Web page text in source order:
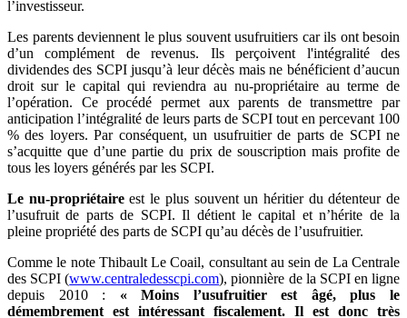
l’investisseur.
Les parents deviennent le plus souvent usufruitiers car ils ont besoin
d’un complément de revenus. Ils perçoivent l'intégralité des
dividendes des SCPI jusqu’à leur décès mais ne bénéficient d’aucun
droit sur le capital qui reviendra au nu-propriétaire au terme de
l’opération. Ce procédé permet aux parents de transmettre par
anticipation l’intégralité de leurs parts de SCPI tout en percevant 100
% des loyers. Par conséquent, un usufruitier de parts de SCPI ne
s’acquitte que d’une partie du prix de souscription mais profite de
tous les loyers générés par les SCPI.
Le nu-propriétaireest le plus souvent un héritier du détenteur de
l’usufruit de parts de SCPI. Il détient le capital et n’hérite de la
pleine propriété des parts de SCPI qu’au décès de l’usufruitier.
Comme le note Thibault Le Coail, consultant au sein de La Centrale
des SCPI (www.centraledesscpi.com), pionnière de la SCPI en ligne
depuis 2010 : « Moins l’usufruitier est âgé, plus le
démembrement est intéressant fiscalement. Il est donc très